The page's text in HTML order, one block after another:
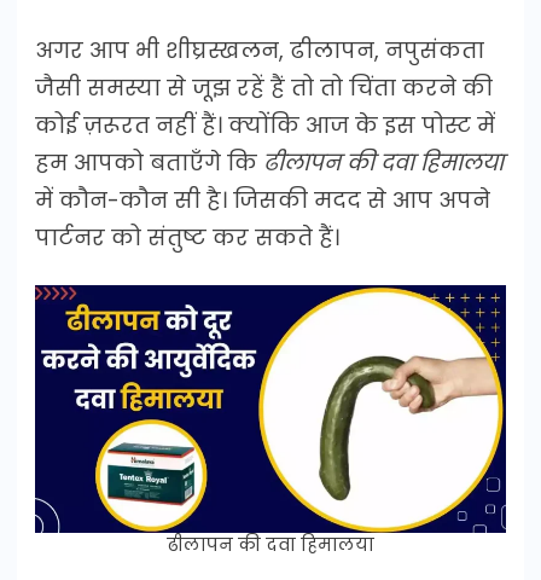
अगर आप भी शीघ्रस्खलन, ढीलापन, नपुसंकता
जैसी समस्या से जूझ रहें हैं तो तो चिंता करने की
कोई ज़रूरत नहीं हैं। क्योंकि आज के इस पोस्ट में
हम आपको बताएँगे कि ढीलापन की दवा हिमालया
में कौन-कौन सी है। जिसकी मदद से आप अपने
पार्टनर को संतुष्ट कर सकते हैं।
ढीलापन की दवा हिमालया